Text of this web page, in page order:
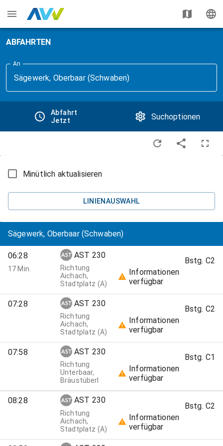
ABFAHRTEN
An
Datum
und
Abfahrt
Jetzt
Suchoptionen
Einstellungen
Minütlich aktualisieren
Linienfilter
Zur
ausgewählte
Linien
LINIENAUSWAHL
verkehrende
Linien
Ergebnisse
(Übersicht)
Sägewerk, Oberbaar (Schwaben)
Abfahrt
06:28
17 Min.
ZZZAST 230
Richtung
Aichach,
Stadtplatz (A)
Bstg. C2
Informationen
verfügbar
Wähle
aus
Abfahrt
07:28 AST/Rufbus
AST 230
Richtung
Aichach,
Stadtplatz (A)
Bstg. C2
Informationen
verfügbar
Wähle
aus
Abfahrt
07:58 AST/Rufbus
AST 230
Richtung
Unterbaar,
Bräustüberl
Bstg. C1
Informationen
verfügbar
Wähle
aus
Abfahrt
08:28 AST/Rufbus
AST 230
Richtung
Aichach,
Stadtplatz (A)
Bstg. C2
Informationen
verfügbar
Wähle